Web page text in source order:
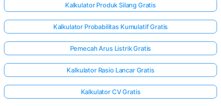
Kalkulator Produk Silang Gratis
Kalkulator Probabilitas Kumulatif Gratis
Pemecah Arus Listrik Gratis
Kalkulator Rasio Lancar Gratis
Kalkulator CV Gratis